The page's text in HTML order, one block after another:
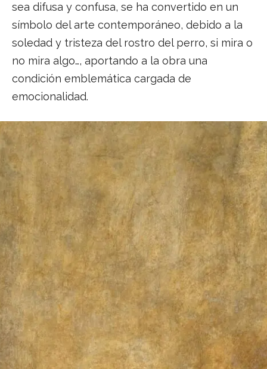
sea difusa y confusa, se ha convertido en un
símbolo del arte contemporáneo, debido a la
soledad y tristeza del rostro del perro, si mira o
no mira algo…, aportando a la obra una
condición emblemática cargada de
emocionalidad.